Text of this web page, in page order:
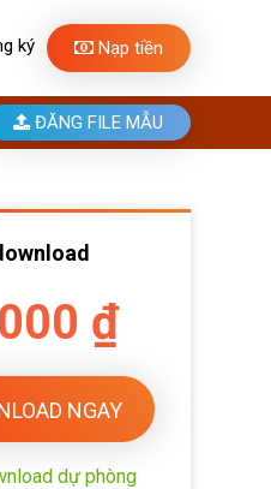
ký Nạp tiền
ĐĂNG FILE MẪU
₫
NGAY
dự phòng